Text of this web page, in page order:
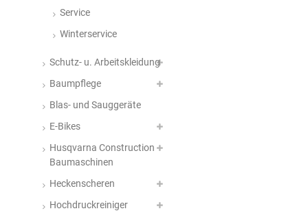
Service
Winterservice
Schutz- u. Arbeitskleidung
Baumpflege
Blas- und Sauggeräte
E-Bikes
Husqvarna Construction
Baumaschinen
Heckenscheren
Hochdruckreiniger